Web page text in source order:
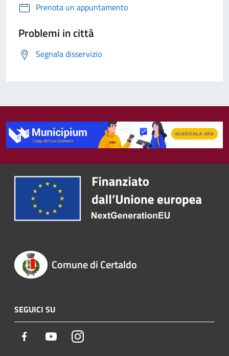
Prenota un appuntamento
Problemi in città
Segnala disservizio
Comune di Certaldo
SEGUICI SU
Facebook YoutubeInstagram